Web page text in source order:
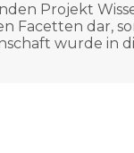
Projekt
Facetten dar,
wurde in